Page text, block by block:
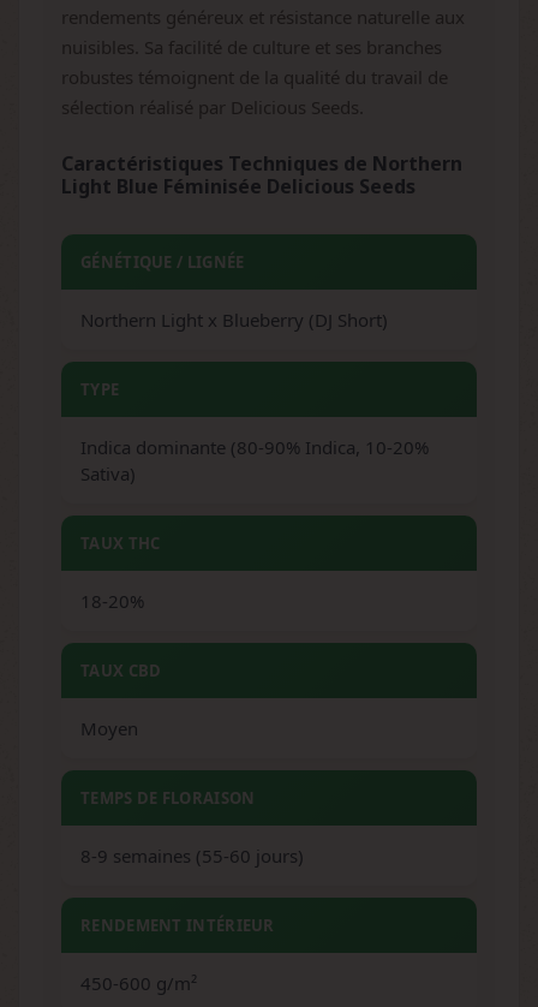
rendements généreux et résistance naturelle aux
nuisibles. Sa facilité de culture et ses branches
robustes témoignent de la qualité du travail de
sélection réalisé par Delicious Seeds.
Caractéristiques Techniques de Northern
Light Blue Féminisée Delicious Seeds
GÉNÉTIQUE / LIGNÉE
Northern Light x Blueberry (DJ Short)
TYPE
Indica dominante (80-90% Indica, 10-20%
Sativa)
TAUX THC
18-20%
TAUX CBD
Moyen
TEMPS DE FLORAISON
8-9 semaines (55-60 jours)
RENDEMENT INTÉRIEUR
450-600 g/m²